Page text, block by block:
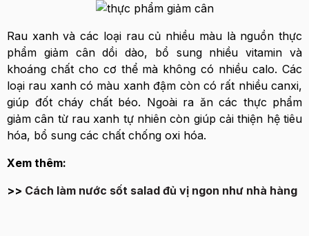
Rau xanh và các loại rau củ nhiều màu là nguồn thực
phẩm giảm cân dồi dào, bổ sung nhiều vitamin và
khoáng chất cho cơ thể mà không có nhiều calo. Các
loại rau xanh có màu xanh đậm còn có rất nhiều canxi,
giúp đốt cháy chất béo. Ngoài ra ăn các thực phẩm
giảm cân từ rau xanh tự nhiên còn giúp cải thiện hệ tiêu
hóa, bổ sung các chất chống oxi hóa.
Xem thêm:
>> Cách làm nước sốt salad đủ vị ngon như nhà hàng